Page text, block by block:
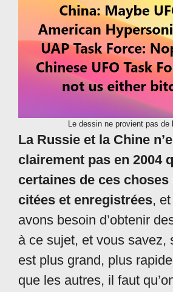
Le dessin ne provient pas de
La Russie et la Chine
clairement pas en 2004
certaines de ces choses
citées et enregistrées,
avons besoin d’obtenir
à ce sujet, et vous savez,
est plus grand, plus
que les autres, il faut